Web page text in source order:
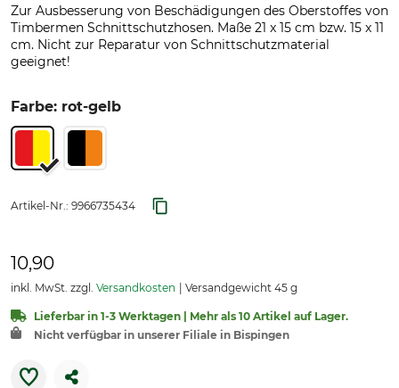
Zur Ausbesserung von Beschädigungen des Oberstoffes von
Timbermen Schnittschutzhosen. Maße 21 x 15 cm bzw. 15 x 11
cm. Nicht zur Reparatur von Schnittschutzmaterial
geeignet!
Farbe: rot-gelb
Artikel-Nr.: 9966735434
10,90
inkl. MwSt. zzgl. Versandkosten Versandgewicht 45 g
Lieferbar in 1-3 Werktagen | Mehr als 10 Artikel auf Lager.
Nicht verfügbar in unserer Filiale in Bispingen